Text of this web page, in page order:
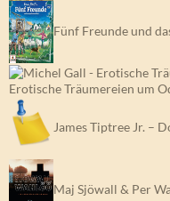
Fünf Freunde und
Erotische Träumereien um
James Tiptree Jr. –
Maj Sjöwall & Per